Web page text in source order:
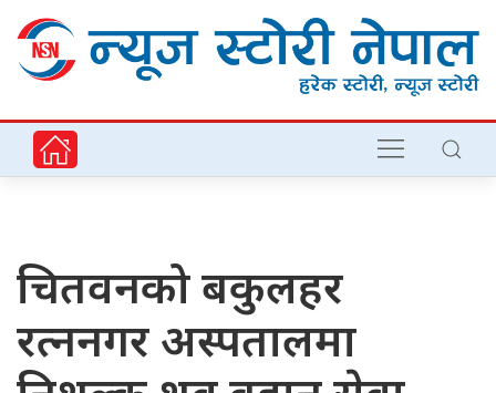
चितवनको बकुलहर
रत्ननगर अस्पतालमा